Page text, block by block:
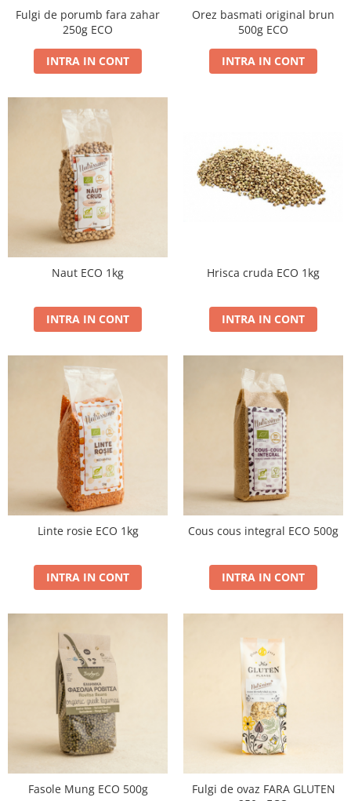
Fulgi de porumb fara zahar
250g ECO
INTRA IN CONT
Orez basmati original brun
500g ECO
INTRA IN CONT
Naut ECO 1kg
INTRA IN CONT
Hrisca cruda ECO 1kg
INTRA IN CONT
Linte rosie ECO 1kg
INTRA IN CONT
Cous cous integral ECO 500g
INTRA IN CONT
Fasole Mung ECO 500g
Fulgi de ovaz FARA GLUTEN